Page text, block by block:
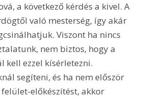
a következő kérdés a kivel. A
való mesterség, így akár
Viszont ha nincs
nem biztos, hogy a
kell ezzel kísérletezni.
segíteni, és ha nem először
előkészítést, akkor